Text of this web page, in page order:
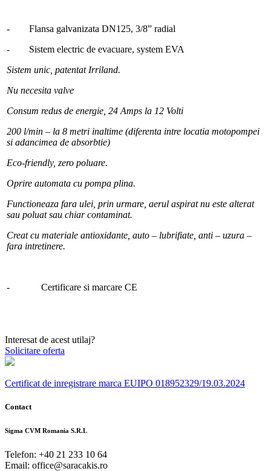
- Flansa galvanizata DN125, 3/8” radial
- Sistem electric de evacuare, system EVA
Sistem unic, patentat Irriland.
Nu necesita valve
Consum redus de energie, 24 Amps la 12 Volti
200 l/min – la 8 metri inaltime (diferenta intre locatia motopompei
si adancimea de absorbtie)
Eco-friendly, zero poluare.
Oprire automata cu pompa plina.
Functioneaza fara ulei, prin urmare, aerul aspirat nu este alterat
sau poluat sau chiar contaminat.
Creat cu materiale antioxidante, auto – lubrifiate, anti – uzura –
fara intretinere.
- Certificare si marcare CE
Interesat de acest utilaj?
Solicitare oferta
Certificat de inregistrare marca EUIPO 018952329/19.03.2024
Contact
Sigma CVM Romania S.R.L
Telefon: +40 21 233 10 64
Email: office@saracakis.ro